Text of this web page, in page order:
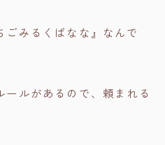
ごみるくばなな』なんで
ールがあるので、頼まれる